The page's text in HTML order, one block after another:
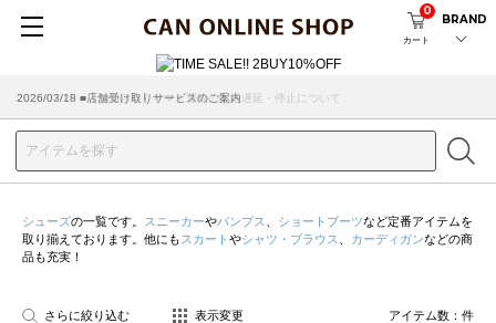
カート
0
BRAND
2026/07/29 ■【お知らせ】ヤマト運輸の配送遅延・停止について
2026/03/18 ■店舗受け取りサービスのご案内
シューズの一覧です。 スニーカーやパンプス ショートブーツなど定番アイテムを
取り揃えております。他にも スカート やシャツ・ブラウス カーディガンなどの商
品も充実！
さらに絞り込む 表示変更 アイテム数： 件